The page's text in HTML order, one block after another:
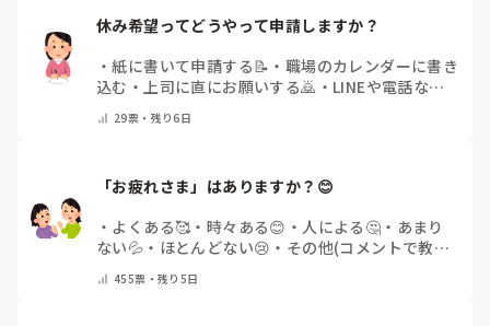
休み希望ってどうやって申請しますか？
・紙に書いて申請する📝 ・ 職場のカレンダーに書き
込む ・ 上司に直にお願いする🙇 ・ LINEや電話など
29票・ 残り6日
「お疲れさま」はありますか？😊
・ よくある🥰 ・ 時々ある😊 ・ 人による🤔 ・ あまり
ない💦 ・ ほとんどない😢 ・ その他(コメントで教え
455票・残り5日